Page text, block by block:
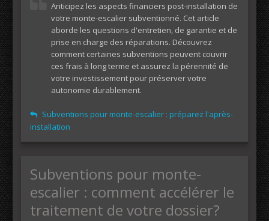
Anticipez les aspects financiers post-installation de
votre monte-escalier subventionné. Cet article
aborde les questions d'entretien, de garantie et de
prise en charge des réparations. Découvrez
comment certaines subventions peuvent couvrir
ces frais à long terme et assurez la pérennité de
votre investissement pour préserver votre
autonomie durablement.
Subventions pour monte-escalier : préparez l'après-
installation
Subventions pour monte-
escalier : comment accélérer le
traitement de votre dossier?